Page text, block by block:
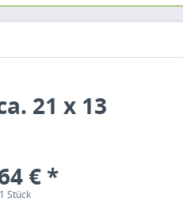
21 x 13
€ *
1 Stück